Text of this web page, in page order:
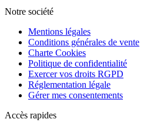
Notre société
Mentions légales
Conditions générales de vente
Charte Cookies
Politique de confidentialité
Exercer vos droits RGPD
Réglementation légale
Gérer mes consentements
Accès rapides